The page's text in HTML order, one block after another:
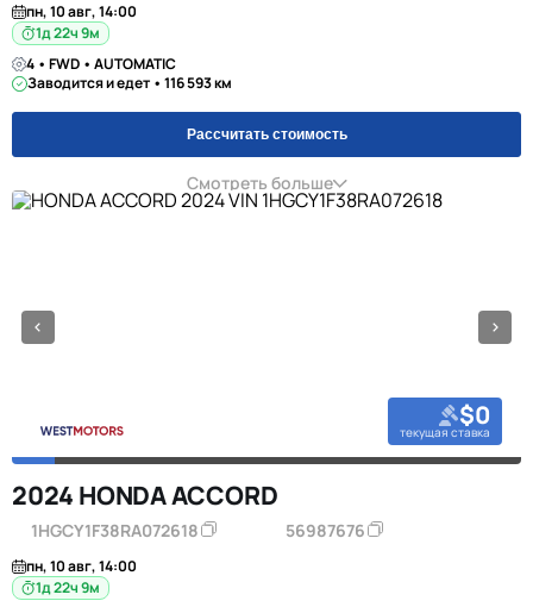
пн, 10 авг, 14:00
1д 22ч 9м
4 • FWD • AUTOMATIC
Заводится и едет • 116 593 км
Рассчитать стоимость
Смотреть больше
$0
текущая ставка
2024 HONDA ACCORD
1HGCY1F38RA072618 56987676
пн, 10 авг, 14:00
1д 22ч 9м